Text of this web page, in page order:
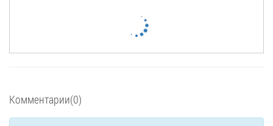
Комментарии(0)